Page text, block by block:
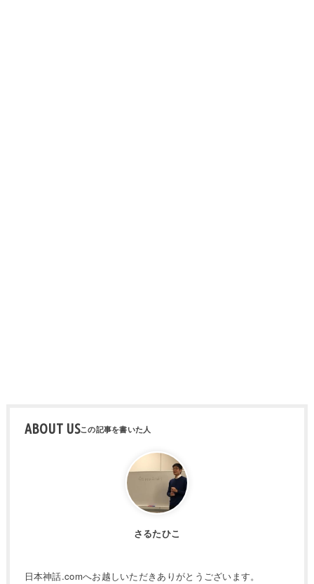
ABOUT US
さるたひこ
日本神話.comへお越しいただきありがとうございます。